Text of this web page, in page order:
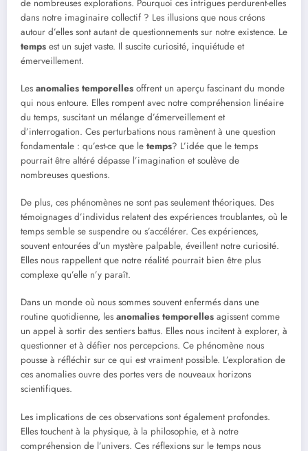
de nombreuses explorations. Pourquoi ces intrigues perdurent-elles
dans notre imaginaire collectif ? Les illusions que nous créons
autour d’elles sont autant de questionnements sur notre existence. Le
temps est un sujet vaste. Il suscite curiosité, inquiétude et
émerveillement.
Les anomalies temporelles offrent un aperçu fascinant du monde
qui nous entoure. Elles rompent avec notre compréhension linéaire
du temps, suscitant un mélange d’émerveillement et
d’interrogation. Ces perturbations nous ramènent à une question
fondamentale : qu’est-ce que le temps? L’idée que le temps
pourrait être altéré dépasse l’imagination et soulève de
nombreuses questions.
De plus, ces phénomènes ne sont pas seulement théoriques. Des
témoignages d’individus relatent des expériences troublantes, où le
temps semble se suspendre ou s’accélérer. Ces expériences,
souvent entourées d’un mystère palpable, éveillent notre curiosité.
Elles nous rappellent que notre réalité pourrait bien être plus
complexe qu’elle n’y paraît.
Dans un monde où nous sommes souvent enfermés dans une
routine quotidienne, les anomalies temporelles agissent comme
un appel à sortir des sentiers battus. Elles nous incitent à explorer, à
questionner et à défier nos percepcions. Ce phénomène nous
pousse à réfléchir sur ce qui est vraiment possible. L’exploration de
ces anomalies ouvre des portes vers de nouveaux horizons
scientifiques.
Les implications de ces observations sont également profondes.
Elles touchent à la physique, à la philosophie, et à notre
compréhension de l’univers. Ces réflexions sur le temps nous